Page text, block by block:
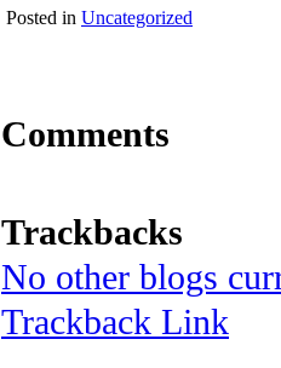
Posted in Uncategorized
Comments
Trackbacks
No other blogs
Trackback Link